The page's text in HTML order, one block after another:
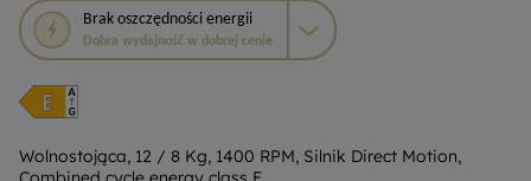
Brak oszczędności energii
Dobra wydajność w dobrej cenie
To
działanie
otworzy
narzędzie
do
energii
Wolnostojąca, 12 / 8 Kg, 1400 RPM, Silnik Direct Motion,